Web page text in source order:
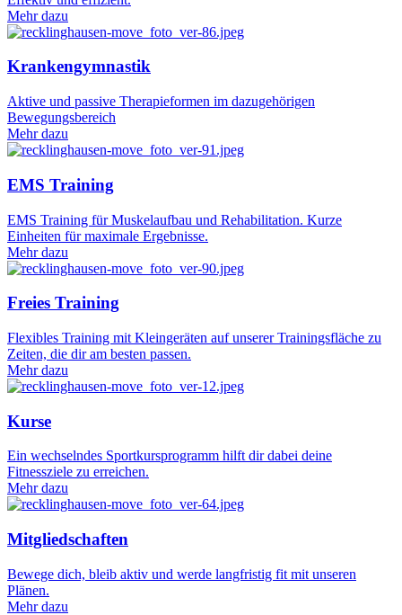
Mehr dazu
Krankengymnastik
Aktive und passive Therapieformen im dazugehörigen
Bewegungsbereich
Mehr dazu
EMS Training
EMS Training für Muskelaufbau und Rehabilitation. Kurze
Einheiten für maximale Ergebnisse.
Mehr dazu
Freies Training
Flexibles Training mit Kleingeräten auf unserer Trainingsfläche zu
Zeiten, die dir am besten passen.
Mehr dazu
Kurse
Ein wechselndes Sportkursprogramm hilft dir dabei deine
Fitnessziele zu erreichen.
Mehr dazu
Mitgliedschaften
Bewege dich, bleib aktiv und werde langfristig fit mit unseren
Plänen.
Mehr dazu